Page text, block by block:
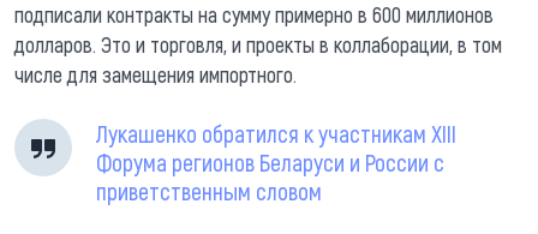
подписали контракты на сумму примерно в 600 миллионов
долларов. Это и торговля, и проекты в коллаборации, в том
числе для замещения импортного.
Лукашенко обратился к участникам XIII
Форума регионов Беларуси и России с
приветственным словом